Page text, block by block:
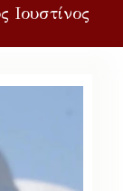
Ιουστίνος